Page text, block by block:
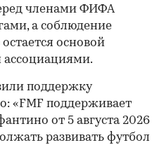
членами ФИФА
а соблюдение
основой
поддержку
«FMF поддерживает
от 5 августа 2026
развивать футбол